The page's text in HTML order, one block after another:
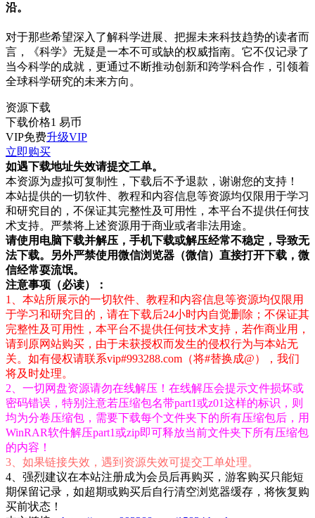
沿。
对于那些希望深入了解科学进展、把握未来科技趋势的读者而
言，《科学》无疑是一本不可或缺的权威指南。它不仅记录了
当今科学的成就，更通过不断推动创新和跨学科合作，引领着
全球科学研究的未来方向。
资源下载
下载价格1 易币
VIP免费升级VIP
立即购买
如遇下载地址失效请提交工单。
本资源为虚拟可复制性，下载后不予退款，谢谢您的支持！
本站提供的一切软件、教程和内容信息等资源均仅限用于学习
和研究目的，不保证其完整性及可用性，本平台不提供任何技
术支持。严禁将上述资源用于商业或者非法用途。
请使用电脑下载并解压，手机下载或解压经常不稳定，导致无
法下载。另外严禁使用微信浏览器（微信）直接打开下载，微
信经常耍流氓。
注意事项（必读）：
1、本站所展示的一切软件、教程和内容信息等资源均仅限用
于学习和研究目的，请在下载后24小时内自觉删除；不保证其
完整性及可用性，本平台不提供任何技术支持，若作商业用，
请到原网站购买，由于未获授权而发生的侵权行为与本站无
关。如有侵权请联系vip#993288.com（将#替换成@），我们
将及时处理。
2、一切网盘资源请勿在线解压！在线解压会提示文件损坏或
密码错误，特别注意若压缩包名带part1或z01这样的标识，则
均为分卷压缩包，需要下载每个文件夹下的所有压缩包后，用
WinRAR软件解压part1或zip即可释放当前文件夹下所有压缩包
的内容！
3、如果链接失效，遇到资源失效可提交工单处理。
4、强烈建议在本站注册成为会员后再购买，游客购买只能短
期保留记录，如超期或购买后自行清空浏览器缓存，将恢复购
买前状态！